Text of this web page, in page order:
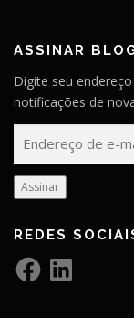
ASSINAR
Digite seu
notificações de
d
e
e
ç
o
Assinar
REDES
F
a
L
n